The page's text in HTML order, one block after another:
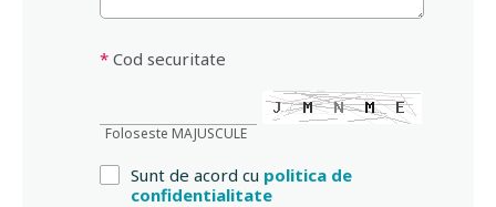
* Cod securitate
Foloseste MAJUSCULE
Sunt de acord cu politica de
confidentialitate